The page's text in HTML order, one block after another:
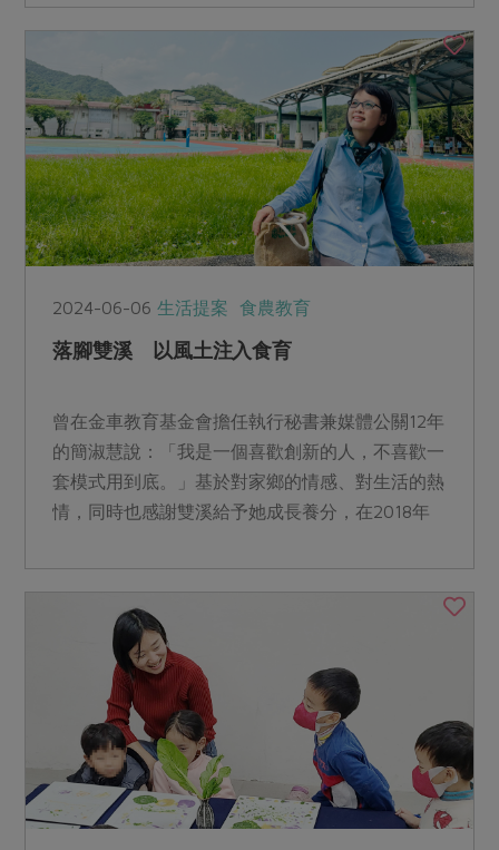
住人口變多，美食餐廳當然也如雨後春筍一直出
2024-06-06生活提案 食農教育
落腳雙溪 以風土注入食育
曾在金車教育基金會擔任執行秘書兼媒體公關12年
的簡淑慧說：「我是一個喜歡創新的人，不喜歡一
套模式用到底。」基於對家鄉的情感、對生活的熱
情，同時也感謝雙溪給予她成長養分，在2018年
據點。